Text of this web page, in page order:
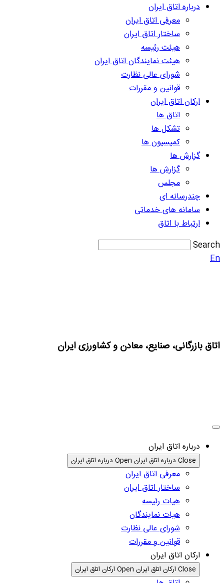
درباره اتاق ایران
معرفی اتاق ایران
ساختار اتاق ایران
هیئت رئیسه
هیئت نمایندگان اتاق ایران
شورای عالی نظارت
قوانین و مقررات
ارکان اتاق ایران
اتاق ها
تشکل ها
کمیسیون ها
گزارش ها
گزارش ها
مجلس
چندرسانه ای
سامانه های خدماتی
ارتباط با اتاق
Search
En
اتاق بازرگانی، صنایع، معادن و کشاورزی ایران
درباره اتاق ایران
Close درباره اتاق ایران Open درباره اتاق ایران
معرفی اتاق ایران
ساختار اتاق ایران
هیات رئیسه
هیات نمایندگان
شورای عالی نظارت
قوانین و مقررات
ارکان اتاق ایران
Close ارکان اتاق ایران Open ارکان اتاق ایران